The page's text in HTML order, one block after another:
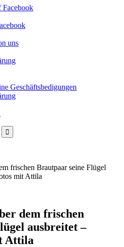
Facebook
uns
Geschäftsbedigungen
frischen Brautpaar seine Flügel
mit Attila
dem frischen
ausbreitet –
Attila